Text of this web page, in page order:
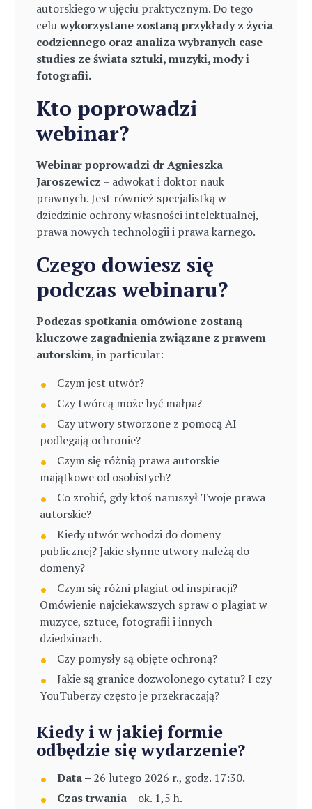
autorskiego w ujęciu praktycznym. Do tego
celuwykorzystane zostaną przykłady z życia
codziennego oraz analiza wybranych case
studies ze świata sztuki, muzyki, mody i
fotografii.
Kto poprowadzi
webinar?
Webinar poprowadzi dr Agnieszka
Jaroszewicz – adwokat i doktor nauk
prawnych. Jest również specjalistką w
dziedzinie ochrony własności intelektualnej,
prawa nowych technologii i prawa karnego.
Czego dowiesz się
podczas webinaru?
Podczas spotkania omówione zostaną
kluczowe zagadnienia związane z prawem
autorskim, in particular:
Czym jest utwór?
Czy twórcą może być małpa?
Czy utwory stworzone z pomocą AI
podlegają ochronie?
Czym się różnią prawa autorskie
majątkowe od osobistych?
Co zrobić, gdy ktoś naruszył Twoje prawa
autorskie?
Kiedy utwór wchodzi do domeny
publicznej? Jakie słynne utwory należą do
domeny?
Czym się różni plagiat od inspiracji?
Omówienie najciekawszych spraw o plagiat w
muzyce, sztuce, fotografii i innych
dziedzinach.
Czy pomysły są objęte ochroną?
Jakie są granice dozwolonego cytatu? I czy
YouTuberzy często je przekraczają?
Kiedy i w jakiej formie
odbędzie się wydarzenie?
Data – 26 lutego 2026 r., godz. 17:30.
Czas trwania – ok. 1,5 h.